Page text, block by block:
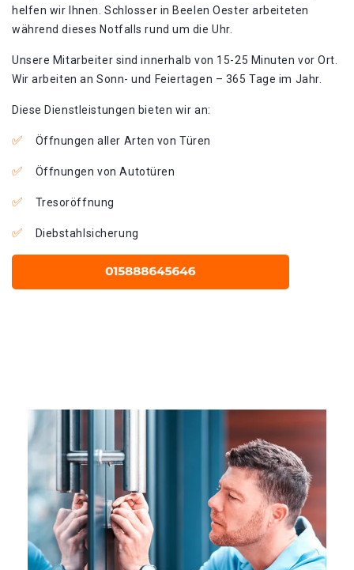
helfen wir Ihnen. Schlosser in Beelen Oester arbeiteten
während dieses Notfalls rund um die Uhr.
Unsere Mitarbeiter sind innerhalb von 15-25 Minuten vor Ort.
Wir arbeiten an Sonn- und Feiertagen – 365 Tage im Jahr.
Diese Dienstleistungen bieten wir an:
Öffnungen aller Arten von Türen
Öffnungen von Autotüren
Tresoröffnung
Diebstahlsicherung